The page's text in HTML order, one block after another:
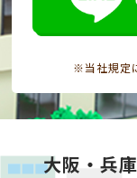
※当社規定
大阪・兵